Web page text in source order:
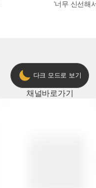
다크 모드로 보기
채널바로가기